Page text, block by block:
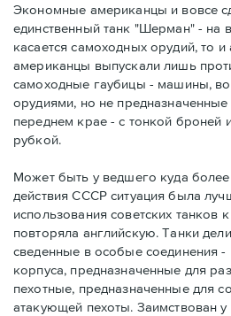
Экономные американцы и вовсе
единственный танк "Шерман" - на
касается самоходных орудий, то и
американцы выпускали лишь
самоходные гаубицы - машины,
орудиями, но не предназначенные
переднем крае - с тонкой броней
рубкой.
Может быть у ведшего куда
действия СССР ситуация была
использования советских танков
повторяла английскую. Танки
сведенные в особые соединения
корпуса, предназначенные для
пехотные, предназначенные для
атакующей пехоты. Заимствован